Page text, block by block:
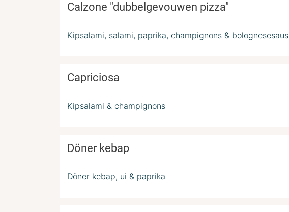
Calzone "dubbelgevouwen pizza"
Kipsalami, salami, paprika, champignons & bolognesesaus
Capriciosa
Kipsalami & champignons
Döner kebap
Döner kebap, ui & paprika